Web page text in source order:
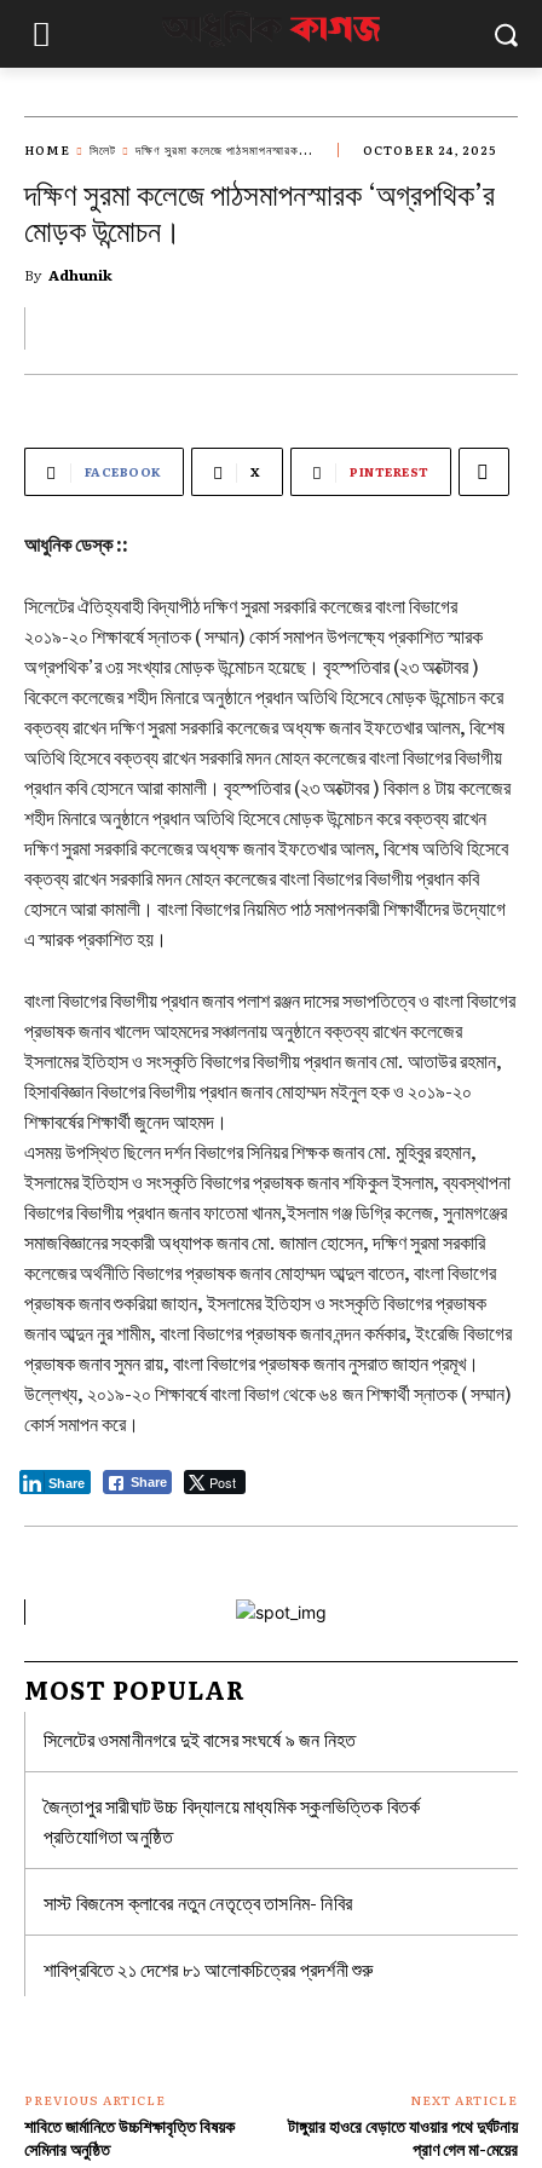
HOME সিলেট দক্ষিণ সুরমা কলেজে পাঠসমাপনস্মারক... OCTOBER 24, 2025
দক্ষিণ সুরমা কলেজে পাঠসমাপনস্মারক ‘অগ্রপথিক’র
মোড়ক উন্মোচন।
By Adhunik
FACEBOOK X PINTEREST
আধুনিক ডেস্ক ::
সিলেটের ঐতিহ্যবাহী বিদ্যাপীঠ দক্ষিণ সুরমা সরকারি কলেজের বাংলা বিভাগের
২০১৯-২০ শিক্ষাবর্ষে স্নাতক ( সম্মান) কোর্স সমাপন উপলক্ষ্যে প্রকাশিত স্মারক
অগ্রপথিক’র ৩য় সংখ্যার মোড়ক উন্মোচন হয়েছে। বৃহস্পতিবার (২৩ অক্টোবর )
বিকেলে কলেজের শহীদ মিনারে অনুষ্ঠানে প্রধান অতিথি হিসেবে মোড়ক উন্মোচন করে
বক্তব্য রাখেন দক্ষিণ সুরমা সরকারি কলেজের অধ্যক্ষ জনাব ইফতেখার আলম, বিশেষ
অতিথি হিসেবে বক্তব্য রাখেন সরকারি মদন মোহন কলেজের বাংলা বিভাগের বিভাগীয়
প্রধান কবি হোসনে আরা কামালী। বৃহস্পতিবার (২৩ অক্টোবর ) বিকাল ৪ টায় কলেজের
শহীদ মিনারে অনুষ্ঠানে প্রধান অতিথি হিসেবে মোড়ক উন্মোচন করে বক্তব্য রাখেন
দক্ষিণ সুরমা সরকারি কলেজের অধ্যক্ষ জনাব ইফতেখার আলম, বিশেষ অতিথি হিসেবে
বক্তব্য রাখেন সরকারি মদন মোহন কলেজের বাংলা বিভাগের বিভাগীয় প্রধান কবি
হোসনে আরা কামালী। বাংলা বিভাগের নিয়মিত পাঠ সমাপনকারী শিক্ষার্থীদের উদ্যোগে
এ স্মারক প্রকাশিত হয়।
বাংলা বিভাগের বিভাগীয় প্রধান জনাব পলাশ রঞ্জন দাসের সভাপতিত্বে ও বাংলা বিভাগের
প্রভাষক জনাব খালেদ আহমদের সঞ্চালনায় অনুষ্ঠানে বক্তব্য রাখেন কলেজের
ইসলামের ইতিহাস ও সংস্কৃতি বিভাগের বিভাগীয় প্রধান জনাব মো. আতাউর রহমান,
হিসাববিজ্ঞান বিভাগের বিভাগীয় প্রধান জনাব মোহাম্মদ মইনুল হক ও ২০১৯-২০
শিক্ষাবর্ষের শিক্ষার্থী জুনেদ আহমদ।
এসময় উপস্থিত ছিলেন দর্শন বিভাগের সিনিয়র শিক্ষক জনাব মো. মুহিবুর রহমান,
ইসলামের ইতিহাস ও সংস্কৃতি বিভাগের প্রভাষক জনাব শফিকুল ইসলাম, ব্যবস্থাপনা
বিভাগের বিভাগীয় প্রধান জনাব ফাতেমা খানম,ইসলাম গঞ্জ ডিগ্রি কলেজ, সুনামগঞ্জের
সমাজবিজ্ঞানের সহকারী অধ্যাপক জনাব মো. জামাল হোসেন, দক্ষিণ সুরমা সরকারি
কলেজের অর্থনীতি বিভাগের প্রভাষক জনাব মোহাম্মদ আব্দুল বাতেন, বাংলা বিভাগের
প্রভাষক জনাব শুকরিয়া জাহান, ইসলামের ইতিহাস ও সংস্কৃতি বিভাগের প্রভাষক
জনাব আব্দুন নুর শামীম, বাংলা বিভাগের প্রভাষক জনাব নন্দন কর্মকার, ইংরেজি বিভাগের
প্রভাষক জনাব সুমন রায়, বাংলা বিভাগের প্রভাষক জনাব নুসরাত জাহান প্রমূখ।
উল্লেখ্য, ২০১৯-২০ শিক্ষাবর্ষে বাংলা বিভাগ থেকে ৬৪ জন শিক্ষার্থী স্নাতক ( সম্মান)
কোর্স সমাপন করে।
Share Post
Share
MOST POPULAR
সিলেটের ওসমানীনগরে দুই বাসের সংঘর্ষে ৯ জন নিহত
জৈন্তাপুর সারীঘাট উচ্চ বিদ্যালয়ে মাধ্যমিক স্কুলভিত্তিক বিতর্ক
প্রতিযোগিতা অনুষ্ঠিত
সাস্ট বিজনেস ক্লাবের নতুন নেতৃত্বে তাসনিম- নিবির
শাবিপ্রবিতে ২১ দেশের ৮১ আলোকচিত্রের প্রদর্শনী শুরু
PREVIOUS ARTICLE
শাবিতে জার্মানিতে উচ্চশিক্ষাবৃত্তি বিষয়ক
সেমিনার অনুষ্ঠিত
NEXT ARTICLE
টাঙ্গুয়ার হাওরে বেড়াতে যাওয়ার পথে দুর্ঘটনায়
প্রাণ গেল মা-মেয়ের